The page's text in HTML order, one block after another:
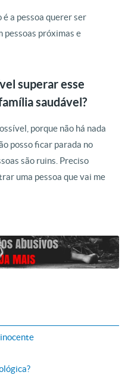
a pessoa querer ser
pessoas próximas e
superar esse
saudável?
porque não há nada
posso ficar parada no
são ruins. Preciso
uma pessoa que vai me